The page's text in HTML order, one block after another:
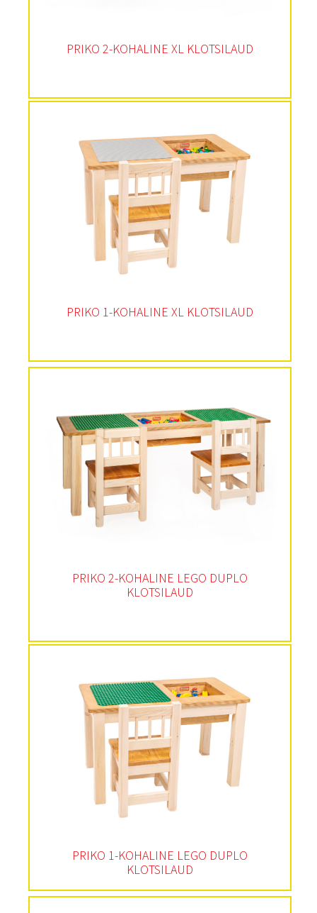
PRIKO 2-KOHALINE XL KLOTSILAUD
PRIKO 1-KOHALINE XL KLOTSILAUD
PRIKO 2-KOHALINE LEGO DUPLO
KLOTSILAUD
PRIKO 1-KOHALINE LEGO DUPLO
KLOTSILAUD